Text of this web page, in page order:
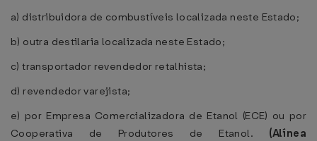
a) distribuidora de combustíveis localizada neste Estado;
b) outra destilaria localizada neste Estado;
c) transportador revendedor retalhista;
d) revendedor varejista;
e) por Empresa Comercializadora de Etanol (ECE) ou por
Cooperativa de Produtores de Etanol. (Alínea